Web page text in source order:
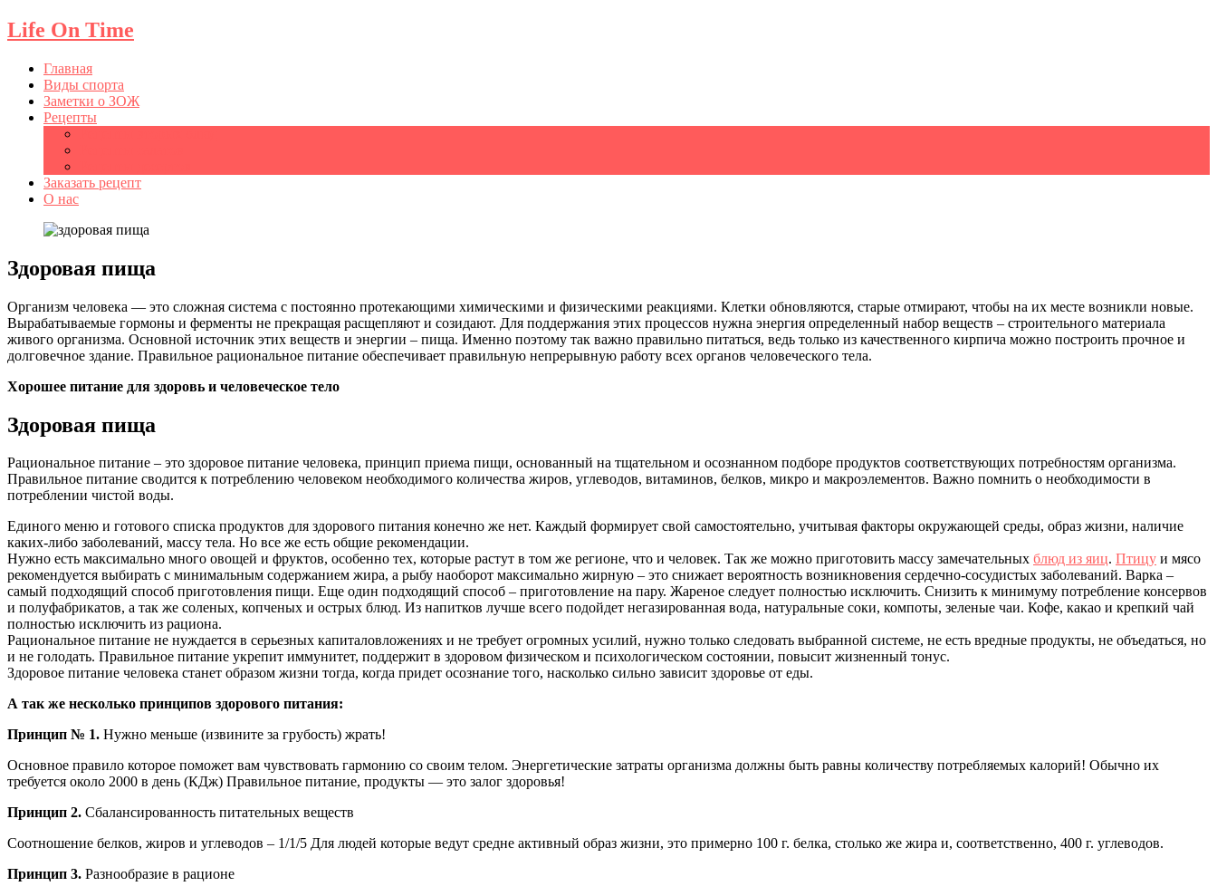
Life On Time
Главная
Виды спорта
Заметки о ЗОЖ
Рецепты
Заказать рецепт
О нас
Здоровая пища
Организм человека — это сложная система с постоянно протекающими химическими и физическими реакциями. Клетки обновляются, старые отмирают, чтобы на их месте возникли новые.
Вырабатываемые гормоны и ферменты не прекращая расщепляют и созидают. Для поддержания этих процессов нужна энергия определенный набор веществ – строительного материала
живого организма. Основной источник этих веществ и энергии – пища. Именно поэтому так важно правильно питаться, ведь только из качественного кирпича можно построить прочное и
долговечное здание. Правильное рациональное питание обеспечивает правильную непрерывную работу всех органов человеческого тела.
Хорошее питание для здоровь и человеческое тело
Здоровая пища
Рациональное питание – это здоровое питание человека, принцип приема пищи, основанный на тщательном и осознанном подборе продуктов соответствующих потребностям организма.
Правильное питание сводится к потреблению человеком необходимого количества жиров, углеводов, витаминов, белков, микро и макроэлементов. Важно помнить о необходимости в
потреблении чистой воды.
Единого меню и готового списка продуктов для здорового питания конечно же нет. Каждый формирует свой самостоятельно, учитывая факторы окружающей среды, образ жизни, наличие
каких-либо заболеваний, массу тела. Но все же есть общие рекомендации.
Нужно есть максимально много овощей и фруктов, особенно тех, которые растут в том же регионе, что и человек. Так же можно приготовить массу замечательных блюд из яиц. Птицу и мясо
рекомендуется выбирать с минимальным содержанием жира, а рыбу наоборот максимально жирную – это снижает вероятность возникновения сердечно-сосудистых заболеваний. Варка –
самый подходящий способ приготовления пищи. Еще один подходящий способ – приготовление на пару. Жареное следует полностью исключить. Снизить к минимуму потребление консервов
и полуфабрикатов, а так же соленых, копченых и острых блюд. Из напитков лучше всего подойдет негазированная вода, натуральные соки, компоты, зеленые чаи. Кофе, какао и крепкий чай
полностью исключить из рациона.
Рациональное питание не нуждается в серьезных капиталовложениях и не требует огромных усилий, нужно только следовать выбранной системе, не есть вредные продукты, не объедаться, но
и не голодать. Правильное питание укрепит иммунитет, поддержит в здоровом физическом и психологическом состоянии, повысит жизненный тонус.
Здоровое питание человека станет образом жизни тогда, когда придет осознание того, насколько сильно зависит здоровье от еды.
А так же несколько принципов здорового питания:
Принцип № 1. Нужно меньше (извините за грубость) жрать!
Основное правило которое поможет вам чувствовать гармонию со своим телом. Энергетические затраты организма должны быть равны количеству потребляемых калорий! Обычно их
требуется около 2000 в день (КДж) Правильное питание, продукты — это залог здоровья!
Принцип 2. Сбалансированность питательных веществ
Соотношение белков, жиров и углеводов – 1/1/5 Для людей которые ведут средне активный образ жизни, это примерно 100 г. белка, столько же жира и, соответственно, 400 г. углеводов.
Принцип 3. Разнообразие в рационе